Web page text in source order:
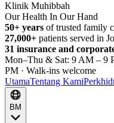
Klinik Muhibbah
Our Health In Our Hand
50+ years of trusted family
27,000+ patients served in
31 insurance and
Mon–Thu & Sat: 9 AM – 9
PM · Walk-ins welcome
UtamaTentang Kami
BM